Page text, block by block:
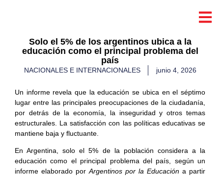
Solo el 5% de los argentinos ubica a la
educación como el principal problema del
país
NACIONALES E INTERNACIONALES junio 4, 2026
Un informe revela que la educación se ubica en el séptimo
lugar entre las principales preocupaciones de la ciudadanía,
por detrás de la economía, la inseguridad y otros temas
estructurales. La satisfacción con las políticas educativas se
mantiene baja y fluctuante.
En Argentina, solo el 5% de la población considera a la
educación como el principal problema del país, según un
informe elaborado porArgentinos por la Educación a partir